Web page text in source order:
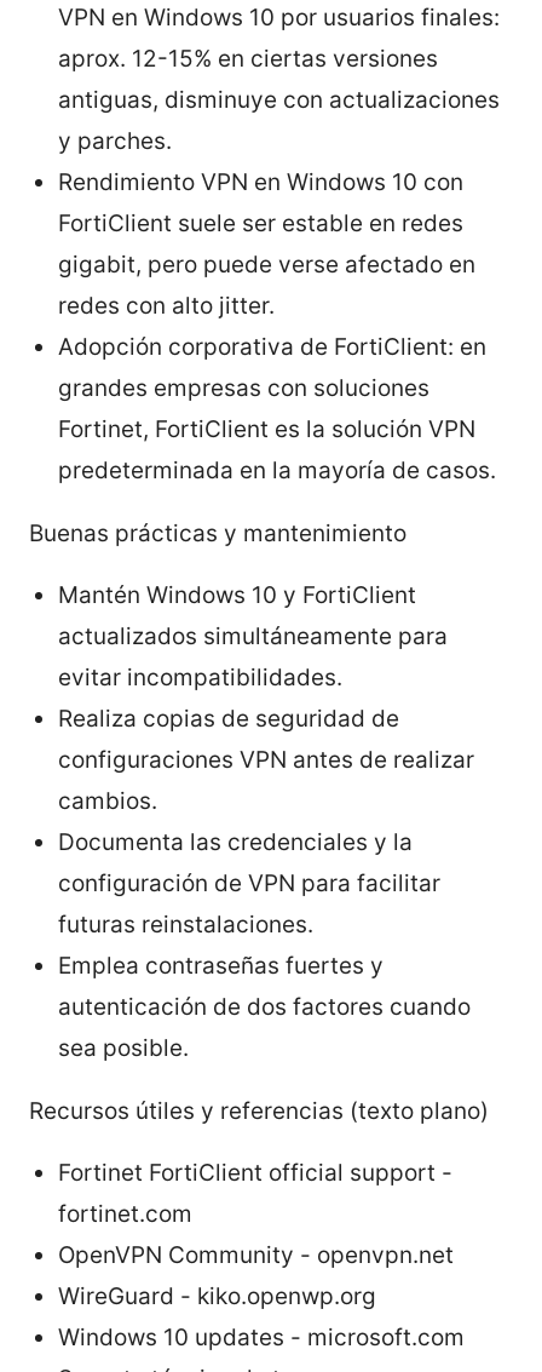
VPN en Windows 10 por usuarios finales:
aprox. 12-15% en ciertas versiones
antiguas, disminuye con actualizaciones
y parches.
Rendimiento VPN en Windows 10 con
FortiClient suele ser estable en redes
gigabit, pero puede verse afectado en
redes con alto jitter.
Adopción corporativa de FortiClient: en
grandes empresas con soluciones
Fortinet, FortiClient es la solución VPN
predeterminada en la mayoría de casos.
Buenas prácticas y mantenimiento
Mantén Windows 10 y FortiClient
actualizados simultáneamente para
evitar incompatibilidades.
Realiza copias de seguridad de
configuraciones VPN antes de realizar
cambios.
Documenta las credenciales y la
configuración de VPN para facilitar
futuras reinstalaciones.
Emplea contraseñas fuertes y
autenticación de dos factores cuando
sea posible.
Recursos útiles y referencias (texto plano)
Fortinet FortiClient official support -
fortinet.com
OpenVPN Community - openvpn.net
WireGuard - kiko.openwp.org
Windows 10 updates - microsoft.com